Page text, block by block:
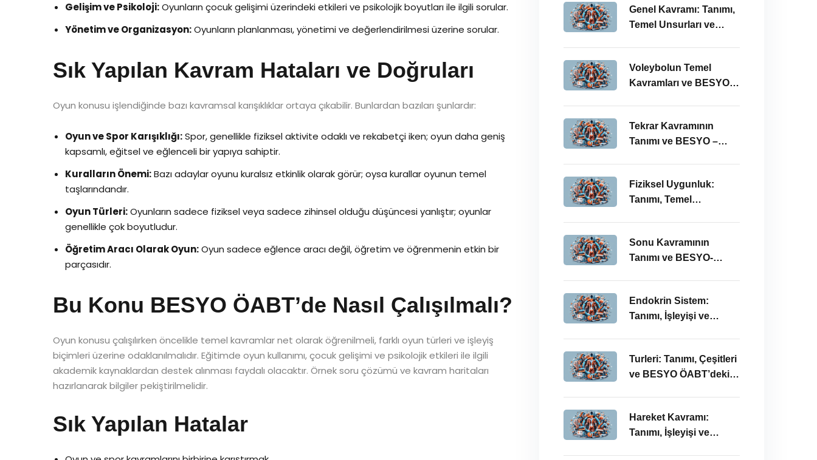
Gelişim ve Psikoloji:Oyunların çocuk gelişimi üzerindeki etkileri ve psikolojik boyutları ile ilgili sorular.
Yönetim ve Organizasyon:Oyunların planlanması, yönetimi ve değerlendirilmesi üzerine sorular.
Sık Yapılan Kavram Hataları ve Doğruları
Oyun konusu işlendiğinde bazı kavramsal karışıklıklar ortaya çıkabilir. Bunlardan bazıları şunlardır:
Oyun ve Spor Karışıklığı:Spor, genellikle fiziksel aktivite odaklı ve rekabetçi iken; oyun daha geniş
kapsamlı, eğitsel ve eğlenceli bir yapıya sahiptir.
Kuralların Önemi:Bazı adaylar oyunu kuralsız etkinlik olarak görür; oysa kurallar oyunun temel
taşlarındandır.
Oyun Türleri:Oyunların sadece fiziksel veya sadece zihinsel olduğu düşüncesi yanlıştır; oyunlar
genellikle çok boyutludur.
Öğretim Aracı Olarak Oyun:Oyun sadece eğlence aracı değil, öğretim ve öğrenmenin etkin bir
parçasıdır.
Bu Konu BESYO ÖABT’de Nasıl Çalışılmalı?
Oyun konusu çalışılırken öncelikle temel kavramlar net olarak öğrenilmeli, farklı oyun türleri ve işleyiş
biçimleri üzerine odaklanılmalıdır. Eğitimde oyun kullanımı, çocuk gelişimi ve psikolojik etkileri ile ilgili
akademik kaynaklardan destek alınması faydalı olacaktır. Örnek soru çözümü ve kavram haritaları
hazırlanarak bilgiler pekiştirilmelidir.
Sık Yapılan Hatalar
Önemi
Genel Kavramı: Tanımı,
Temel Unsurları ve
Voleybolun Temel
Kavramları ve BESYO
Tekrar Kavramının
Tanımı ve BESYO –
Fiziksel Uygunluk:
Tanımı, Temel
Önemi
Sonu Kavramının
Tanımı ve BESYO-
Endokrin Sistem:
Tanımı, İşleyişi ve
Turleri: Tanımı, Çeşitleri
ve BESYO ÖABT’deki
Hareket Kavramı:
Tanımı, İşleyişi ve